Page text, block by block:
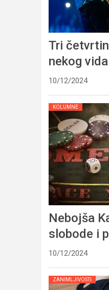
Tri
nekog
10/12/2024
KOLUMNE
Nebojša
slobode i
10/12/2024
ZANIMLJIVOSTI